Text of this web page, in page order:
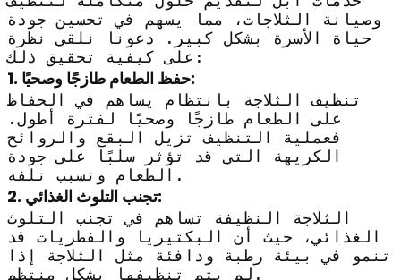
وصيانة الثلاجات، مما يسهم في تحسين جودة
حياة الأسرة بشكل كبير. دعونا نلقي نظرة
على كيفية تحقيق ذلك:
1. حفظ الطعام طازجًا وصحيًا:
تنظيف الثلاجة بانتظام يساهم في الحفاظ
على الطعام طازجًا وصحيًا لفترة أطول.
فعملية التنظيف تزيل البقع والروائح
الكريهة التي قد تؤثر سلبًا على جودة
الطعام وتسبب تلفه.
2. تجنب التلوث الغذائي:
الثلاجة النظيفة تساهم في تجنب التلوث
الغذائي، حيث أن البكتيريا والفطريات قد
تنمو في بيئة رطبة ودافئة مثل الثلاجة إذا
لم يتم تنظيفها بشكل منتظم.